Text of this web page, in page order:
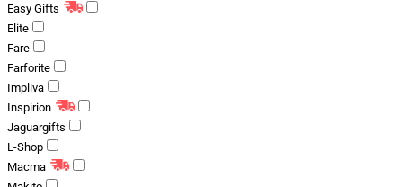
Easy Gifts
Elite
Fare
Farforite
Impliva
Inspirion
Jaguargifts
L-Shop
Macma